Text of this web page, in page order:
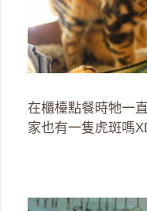
在櫃檯點餐時牠一
家也有一隻虎斑嗎